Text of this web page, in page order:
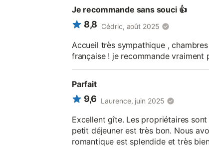
Je recommande sans souci 👍
8,8 Cédric, août 2025
Accueil très sympathique ,
française ! je recommande vraiment
Parfait
9,6 Laurence, juin 2025
Excellent gîte. Les propriétaires
petit déjeuner est très bon. Nous
romantique est splendide et très